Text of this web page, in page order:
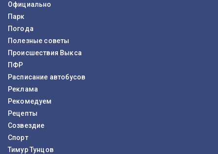
Официально
Парк
Погода
Полезные советы
Происшествия Выкса
ПФР
Расписание автобусов
Реклама
Рекомедуем
Рецепты
Созвездие
Спорт
Тимур Тунцов